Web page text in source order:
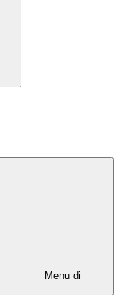
Menu di